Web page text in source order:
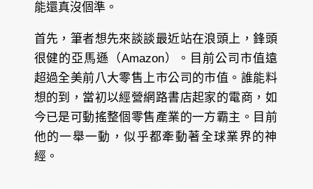
能還真沒個準。
首先，筆者想先來談談最近站在浪頭上，鋒頭
很健的亞馬遜（Amazon）。目前公司市值遠
超過全美前八大零售上市公司的市值。誰能料
想的到，當初以經營網路書店起家的電商，如
今已是可動搖整個零售產業的一方霸主。目前
他的一舉一動，似乎都牽動著全球業界的神
經。